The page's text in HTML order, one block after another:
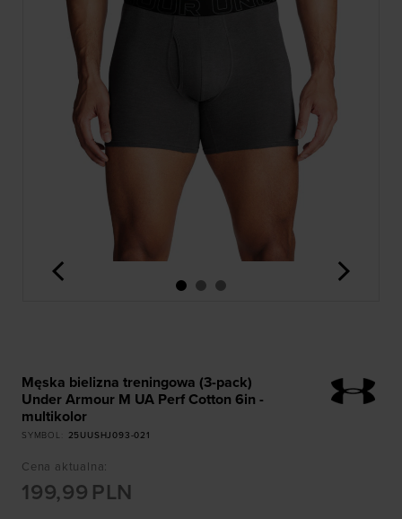
<
Męska bielizna treningowa (3-pack)
Under Armour M UA Perf Cotton 6in -
multikolor
SYMBOL 25UUSHJ093-021
Cena aktualna:
199,99 PLN